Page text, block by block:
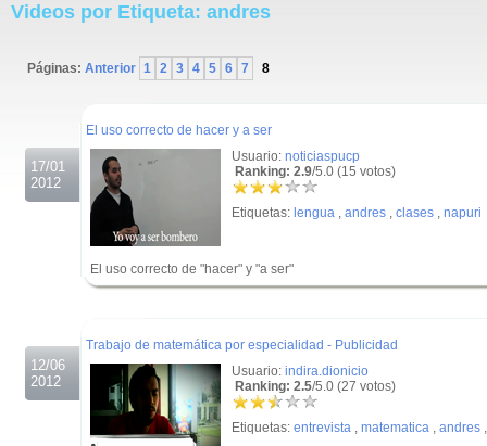
Videos por Etiqueta: andres
Páginas: Anterior 1 2 3 4 5 6 7 8
17/01
2012
El uso correcto de hacer y a ser
Usuario: noticiaspucp
Ranking: 2.9/5.0 (15 votos)
Etiquetas: lengua , andres , clases , napuri
El uso correcto de "hacer" y "a ser"
12/06
2012
Trabajo de matemática por especialidad - Publicidad
Usuario: indira.dionicio
Ranking: 2.5/5.0 (27 votos)
Etiquetas: entrevista , matematica , andres